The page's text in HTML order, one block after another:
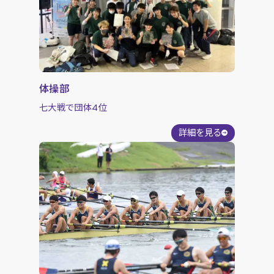
体操部
七大戦で団体4位
詳細を見る